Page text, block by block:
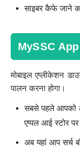
साइबर कैफे जाने
MySSC
मोबाइल एप्लीकेशन
पालन करना होगा।
सबसे पहले आपको
एप्पल आई स्टोर पर
अब यहां आप सर्च